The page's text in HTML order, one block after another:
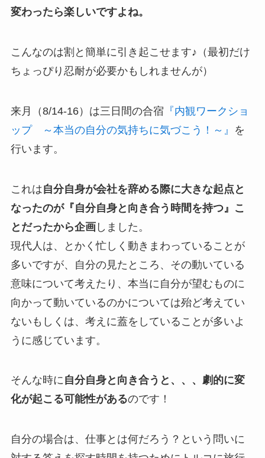
変わったら楽しいですよね。
こんなのは割と簡単に引き起こせます♪（最初だけ
ちょっぴり忍耐が必要かもしれませんが）
来月（8/14-16）は三日間の合宿 『内観ワークショ
ップ ～本当の自分の気持ちに気づこう！～』
を
行います。
これは自分自身が会社を辞める際に大きな起点と
なったのが『自分自身と向き合う時間を持つ』こ
とだったから企画しました。
現代人は、とかく忙しく動きまわっていることが
多いですが、自分の見たところ、その動いている
意味について考えたり、本当に自分が望むものに
向かって動いているのかについては殆ど考えてい
ないもしくは、考えに蓋をしていることが多いよ
うに感じています。
そんな時に自分自身と向き合うと、、、劇的に変
化が起こる可能性があるのです！
自分の場合は、仕事とは何だろう？という問いに